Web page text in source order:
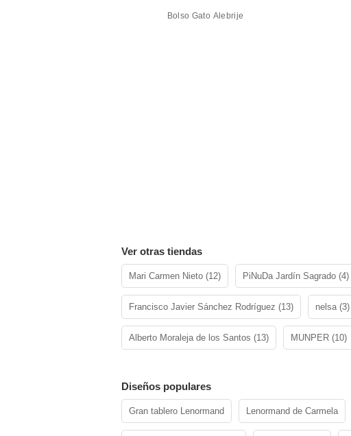
Bolso Gato Alebrije
Ver otras tiendas
Mari Carmen Nieto (12) PiNuDa Jardín Sagrado (4)
Francisco Javier Sánchez Rodríguez (13) nelsa (3)
Alberto Moraleja de los Santos (13) MUNPER (10)
Diseños populares
Gran tablero Lenormand Lenormand de Carmela